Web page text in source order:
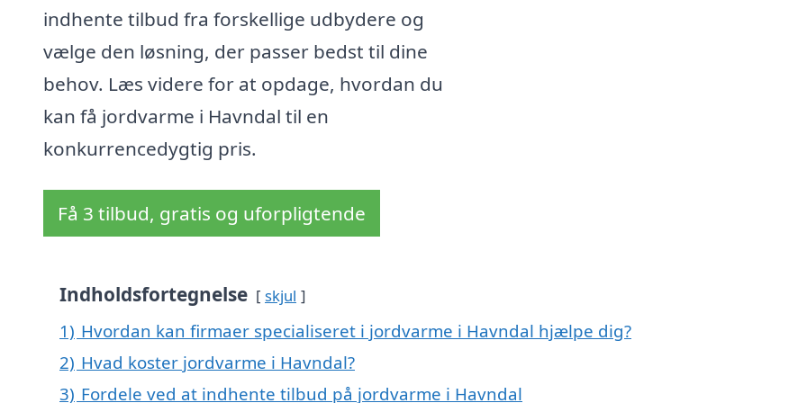
indhente tilbud fra forskellige udbydere og
vælge den løsning, der passer bedst til dine
behov. Læs videre for at opdage, hvordan du
kan få jordvarme i Havndal til en
konkurrencedygtig pris.
Få 3 tilbud, gratis og uforpligtende
Indholdsfortegnelse skjul
1) Hvordan kan firmaer specialiseret i jordvarme i Havndal hjælpe dig?
2) Hvad koster jordvarme i Havndal?
3) Fordele ved at indhente tilbud på jordvarme i Havndal